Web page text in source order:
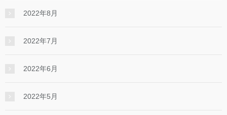
2022年8月
2022年7月
2022年6月
2022年5月